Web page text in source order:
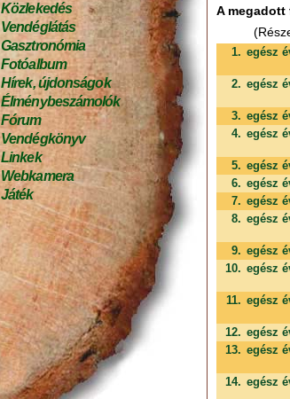
Közlekedés
Vendéglátás
Gasztronómia
Fotóalbum
Hírek, újdonságok
Élménybeszámolók
Fórum
Vendégkönyv
Linkek
Webkamera
Játék
A megadott
1. egész
2. egész
3. egész
4. egész
5. egész
6. egész
7. egész
8. egész
9. egész
10. egész
11. egész
12. egész
13. egész
14. egész